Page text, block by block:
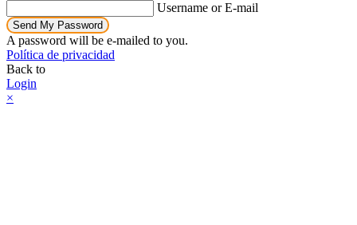
Username or E-mail
Send My Password
A password will be e-mailed to you.
Política de privacidad
Back to
Login
×